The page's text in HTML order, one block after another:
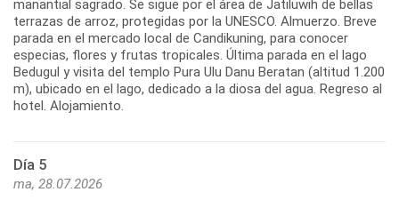
manantial sagrado. Se sigue por el área de Jatiluwih de bellas
terrazas de arroz, protegidas por la UNESCO. Almuerzo. Breve
parada en el mercado local de Candikuning, para conocer
especias, flores y frutas tropicales. Última parada en el lago
Bedugul y visita del templo Pura Ulu Danu Beratan (altitud 1.200
m), ubicado en el lago, dedicado a la diosa del agua. Regreso al
hotel. Alojamiento.
Día 5
ma, 28.07.2026